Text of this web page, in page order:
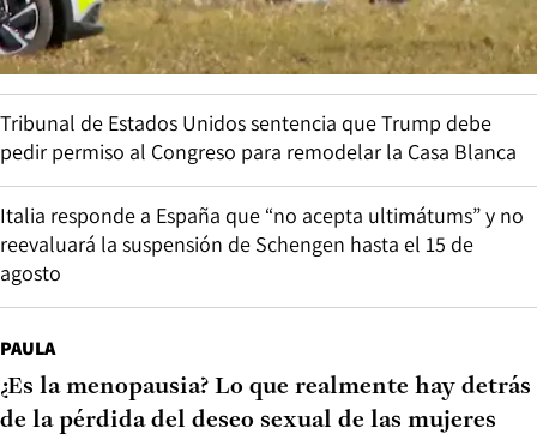
Tribunal de Estados Unidos sentencia que Trump debe
pedir permiso al Congreso para remodelar la Casa Blanca
Italia responde a España que “no acepta ultimátums” y no
reevaluará la suspensión de Schengen hasta el 15 de
agosto
PAULA
¿Es la menopausia? Lo que realmente hay detrás
de la pérdida del deseo sexual de las mujeres